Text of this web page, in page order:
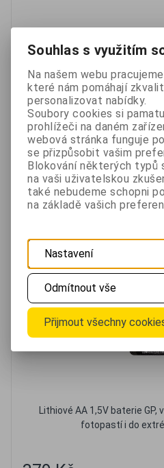
zákazníkům, kteří si u nás
fotopast
100 Kč
bez DPH 82,60 Kč
Oblíbené
Baterie GP Lithium
Lithiové AA 1,5V baterie
fotopastí i do
Souhlas s využitím
Na našem webu
které nám pomáhají
personalizovat nabídky.
Soubory cookies si
prohlížeči na daném
webová stránka funguje
se přizpůsobit vašim
Blokování některých typů
na vaši uživatelskou
také nebudeme schopni
na základě vašich
Nastavení
Odmítnout vše
Přijmout všechny